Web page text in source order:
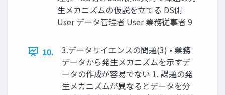
生メカニズムの仮説を立てる DS側
User データ管理者 User 業務従事者 9
10.
3.データサイエンスの問題(3) • 業務
データから発生メカニズムを示すデ
ータの作成が容易でない 1. 課題の発
生メカニズムが異なるとデータを分